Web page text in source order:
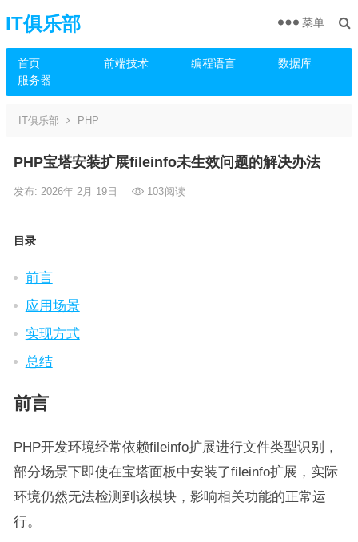
IT俱乐部
首页 前端技术 编程语言
数据库
服务器
菜单
IT俱乐部 PHP
PHP宝塔安装扩展fileinfo未生效问题的解决办法
发布: 2026年 2月 19日 103阅读
目录
前言
应用场景
实现方式
总结
前言
PHP开发环境经常依赖fileinfo扩展进行文件类型识别，
部分场景下即使在宝塔面板中安装了fileinfo扩展，实际
环境仍然无法检测到该模块，影响相关功能的正常运
行。